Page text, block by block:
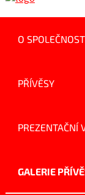
O
PŘÍVĚSY
PREZENTAČNÍ
GALERIE